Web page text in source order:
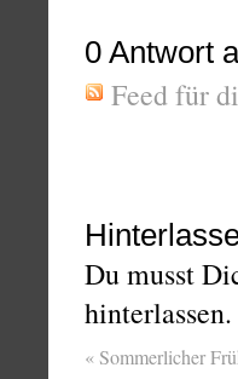
0 Antwort
Feed für
Du musst
hinterlassen.
« Sommerlicher